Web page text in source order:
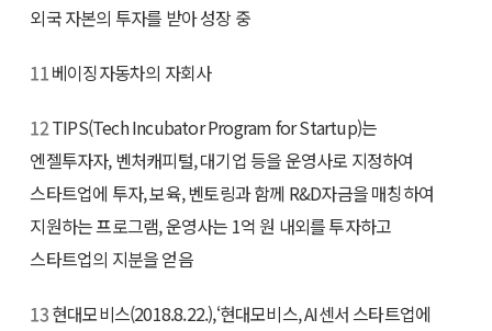
외국 자본의 투자를 받아 성장 중
11 베이징자동차의 자회사
12TIPS(Tech Incubator Program for Startup)는
엔젤투자자, 벤처캐피털, 대기업 등을 운영사로 지정하여
스타트업에 투자, 보육, 벤토링과 함께 R&D자금을 매칭하여
지원하는 프로그램, 운영사는 1억 원 내외를 투자하고
스타트업의 지분을 얻음
13현대모비스(2018.8.22.),‘현대모비스, AI센서 스타트업에